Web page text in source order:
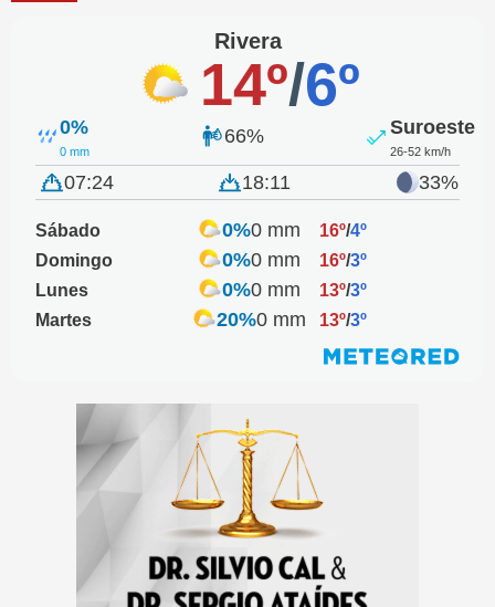
Rivera
14º/6º
0%
0 mm
66% Suroeste
26-52 km/h
07:24 18:11 33%
Sábado 0%0 mm 16º/4º
Domingo
0%0 mm 16º/3º
Lunes
0%0 mm 13º/3º
Martes
20%0 mm 13º/3º